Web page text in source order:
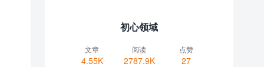
初心领域
文章
4.55K
阅读
2787.9K
点赞
27